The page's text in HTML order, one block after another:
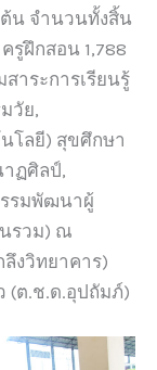
น จำนวนทั้งสิ้น
รูฝึกสอน 1,788
าระการเรียนรู้
วัย,
โลยี) สุขศึกษา
ฏศิลป์,
รมพัฒนาผู้
นรวม) ณ
ลึงวิทยาคาร)
(ต.ช.ด.อุปถัมภ์)